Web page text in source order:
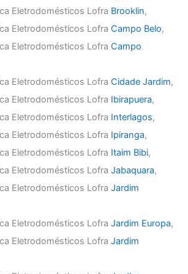
Eletrodomésticos Lofra Brooklin,
Eletrodomésticos LofraCampo Belo,
Eletrodomésticos LofraCampo
Eletrodomésticos LofraCidade Jardim,
Eletrodomésticos Lofra Ibirapuera,
Eletrodomésticos Lofra Interlagos,
Eletrodomésticos Lofra Ipiranga,
Eletrodomésticos Lofra Itaim Bibi,
Eletrodomésticos LofraJabaquara,
Eletrodomésticos LofraJardim
Eletrodomésticos LofraJardim Europa,
Eletrodomésticos LofraJardim